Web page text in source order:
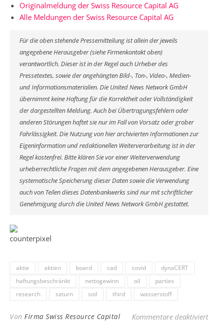
Originalmeldung der Swiss Resource Capital AG
Alle Meldungen der Swiss Resource Capital AG
Für die oben stehende Pressemitteilung ist allein der jeweils
angegebene Herausgeber (siehe Firmenkontakt oben)
verantwortlich. Dieser ist in der Regel auch Urheber des
Pressetextes, sowie der angehängten Bild-, Ton-, Video-, Medien-
und Informationsmaterialien. Die United News Network GmbH
übernimmt keine Haftung für die Korrektheit oder Vollständigkeit
der dargestellten Meldung. Auch bei Übertragungsfehlern oder
anderen Störungen haftet sie nur im Fall von Vorsatz oder grober
Fahrlässigkeit. Die Nutzung von hier archivierten Informationen zur
Eigeninformation und redaktionellen Weiterverarbeitung ist in der
Regel kostenfrei. Bitte klären Sie vor einer Weiterverwendung
urheberrechtliche Fragen mit dem angegebenen Herausgeber. Eine
systematische Speicherung dieser Daten sowie die Verwendung
auch von Teilen dieses Datenbankwerks sind nur mit schriftlicher
Genehmigung durch die United News Network GmbH gestattet.
aktie aktien board cad covid
dynaCERT
haftungsbeschränkt
nettogewinn oil
parties
research
saturn soil third wasserstoff
Von Firma Swiss Resource Capital Kommentare deaktiviertfür